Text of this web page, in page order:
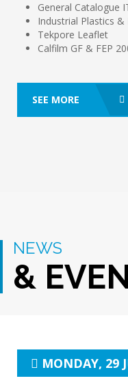
General Catalogue
Industrial Plastics
Tekpore Leaflet
Calfilm GF & FEP
SEE MORE
NEWS
&
MONDAY, 29